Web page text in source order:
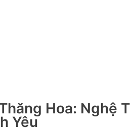
Hoa: Nghệ
Yêu